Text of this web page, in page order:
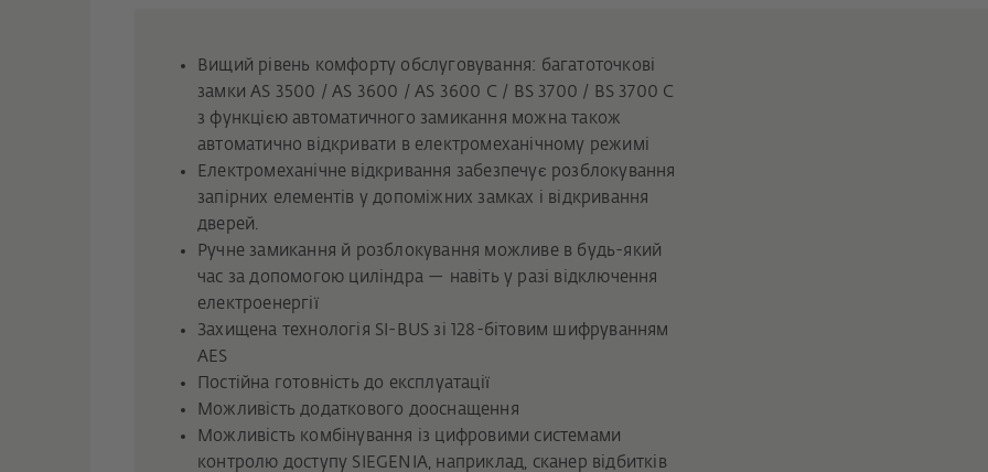
Вищий рівень комфорту обслуговування: багатоточкові
замки AS 3500 / AS 3600 / AS 3600 C / BS 3700 / BS 3700 C
з функцією автоматичного замикання можна також
автоматично відкривати в електромеханічному режимі
Електромеханічне відкривання забезпечує розблокування
запірних елементів у допоміжних замках і відкривання
дверей.
Ручне замикання й розблокування можливе в будь-який
час за допомогою циліндра — навіть у разі відключення
електроенергії
Захищена технологія SI-BUS зі 128-бітовим шифруванням
AES
Постійна готовність до експлуатації
Можливість додаткового дооснащення
Можливість комбінування із цифровими системами
контролю доступу SIEGENIA, наприклад, сканер відбитків